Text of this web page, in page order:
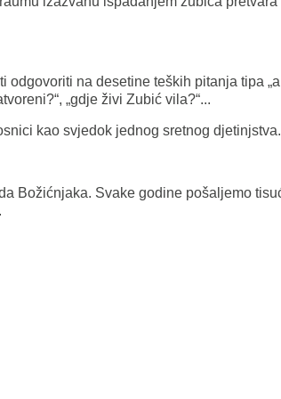
na desetine teških pitanja tipa
„gdje živi Zubić vila?“...
kao svjedok jednog sretnog djetinjstva.
Božićnjaka. Svake godine pošaljemo